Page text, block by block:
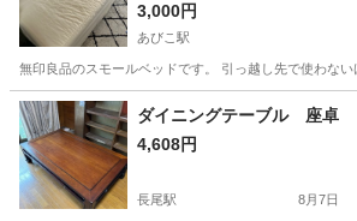
3,000円
あびこ駅
無印良品のスモールベッドです。 引っ越し先で使わな
大阪 大阪市 あびこ駅 ベッド 無印
ダイニングテーブル 座卓
4,608円
長尾駅 8月7日